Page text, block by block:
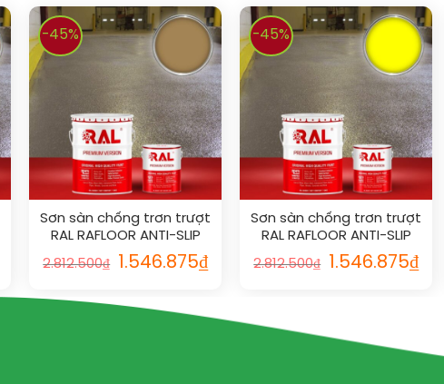
-45%
Sơn sàn chống trơn trượt
RAL RAFLOOR ANTI-SLIP
1011
2.812.500₫ 1.546.875₫
-45%
Sơn sàn chống trơn trượt
RAL RAFLOOR ANTI-SLIP
1026
2.812.500₫ 1.546.875₫